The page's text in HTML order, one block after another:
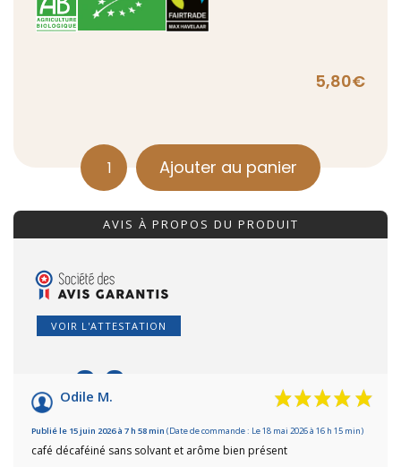
5,80€
quantité
de
Sati
décaféiné
Bio
moulu
Ajouter au panier
AVIS À PROPOS DU PRODUIT
VOIR L'ATTESTATION
9.9
Basé sur 61 avis
Odile M.
Publié le 15 juin 2026 à 7 h 58 min (Date de commande : Le 18 mai 2026 à 16 h 15 min)
café décaféiné sans solvant et arôme bien présent